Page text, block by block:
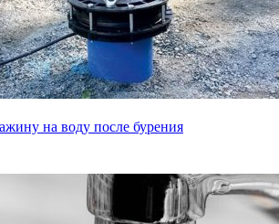
на воду после бурения